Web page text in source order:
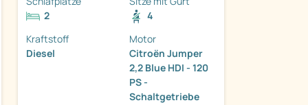
2
4
Kraftstoff
Diesel
Motor
Citroën Jumper
2,2 Blue HDI - 120
PS -
Schaltgetriebe